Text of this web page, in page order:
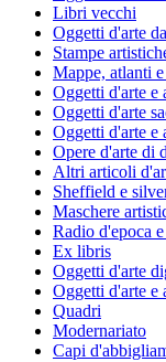
Libri vecchi
Oggetti d'arte
Stampe
Mappe, atlanti
Oggetti d'arte e
Oggetti d'arte
Oggetti d'arte e
Opere d'arte di
Altri articoli
Sheffield e
Maschere
Radio d'epoca
Ex libris
Oggetti d'arte
Oggetti d'arte e
Quadri
Modernariato
Capi